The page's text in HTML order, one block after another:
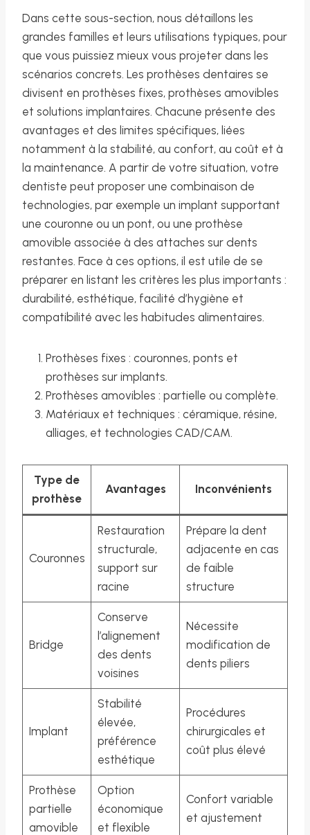
Dans cette sous-section, nous détaillons les
grandes familles et leurs utilisations typiques, pour
que vous puissiez mieux vous projeter dans les
scénarios concrets. Les prothèses dentaires se
divisent en prothèses fixes, prothèses amovibles
et solutions implantaires. Chacune présente des
avantages et des limites spécifiques, liées
notamment à la stabilité, au confort, au coût et à
la maintenance. A partir de votre situation, votre
dentiste peut proposer une combinaison de
technologies, par exemple un implant supportant
une couronne ou un pont, ou une prothèse
amovible associée à des attaches sur dents
restantes. Face à ces options, il est utile de se
préparer en listant les critères les plus importants :
durabilité, esthétique, facilité d’hygiène et
compatibilité avec les habitudes alimentaires.
Prothèses fixes : couronnes, ponts et
prothèses sur implants.
Prothèses amovibles : partielle ou complète.
Matériaux et techniques : céramique, résine,
alliages, et technologies CAD/CAM.
Type de
prothèse
Avantages Inconvénients
Couronnes
Restauration
structurale,
support sur
racine
Prépare la dent
adjacente en cas
de faible
structure
Bridge
Conserve
l’alignement
des dents
voisines
Nécessite
modification de
dents piliers
Implant
Stabilité
élevée,
préférence
esthétique
Procédures
chirurgicales et
coût plus élevé
Prothèse
partielle
amovible
Option
économique
et flexible
Confort variable
et ajustement